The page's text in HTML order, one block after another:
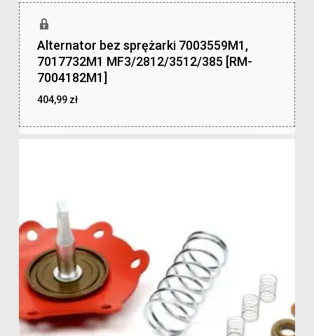
Alternator bez sprężarki 7003559M1,
7017732M1 MF3/2812/3512/385 [RM-
7004182M1]
404,99 zł